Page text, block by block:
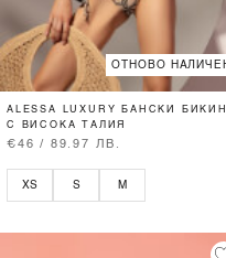
ОТНОВО
ALESSA LUXURY БАНСКИ
С ВИСОКА ТАЛИЯ
€46 / 89.97 ЛВ.
XS S M